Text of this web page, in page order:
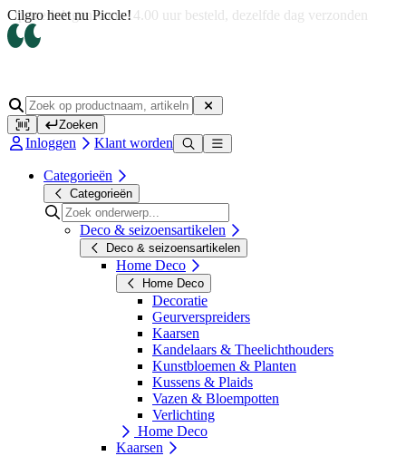
Op werkdagen voor 14.00 uur besteld, dezelfde dag verzonden
Zoeken
Inloggen Klant worden
Categorieën
Categorieën
Deco & seizoensartikelen
Deco & seizoensartikelen
Home Deco
Home Deco
Decoratie
Geurverspreiders
Kaarsen
Kandelaars & Theelichthouders
Kunstbloemen & Planten
Kussens & Plaids
Vazen & Bloempotten
Verlichting
Home Deco
Kaarsen